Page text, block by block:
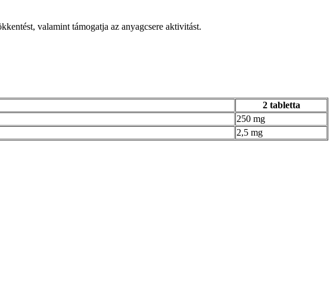
valamint támogatja az anyagcsere aktivitást.
2 tabletta
250 mg
2,5 mg